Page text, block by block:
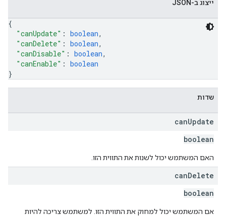
ייצוג ב-JSON
{
"canUpdate" : boolean,
"canDelete" : boolean,
"canDisable" : boolean,
"canEnable" : boolean
}
שדות
canUpdate
boolean
האם המשתמש יכול לשנות את התווית הזו.
canDelete
boolean
אם המשתמש יכול למחוק את התווית הזו. למשתמש צריכה להיות